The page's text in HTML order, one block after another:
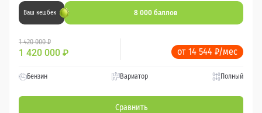
Ваш кешбек 8 000 баллов
1 420 000 ₽
1 420 000 ₽ от 14 544 ₽/мес
Бензин Вариатор Полный
Сравнить